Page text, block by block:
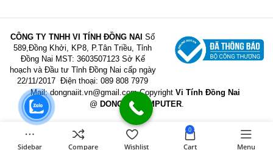
CÔNG TY TNHH VI TÍNH ĐỒNG NAI Số
589,Đồng Khởi, KP8, P.Tân Triều, Tỉnh
Đồng Nai MST: 3603507123 Sở Kế
hoạch và Đầu tư Tỉnh Đồng Nai cấp ngày
22/11/2017 Điện thoại: 089 808 7979
Mail:dongnaiit.vn@gmail.com Copyright Vi Tính Đồng Nai
@ DONGNAICOMPUTER.
Sidebar Compare Wishlist
0
Cart Menu